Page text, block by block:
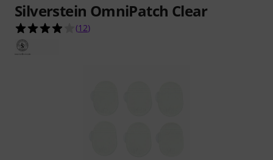
Silverstein OmniPatch Clear
3.9 na 5 gwiazdek z 12 ocen klientów
(12)